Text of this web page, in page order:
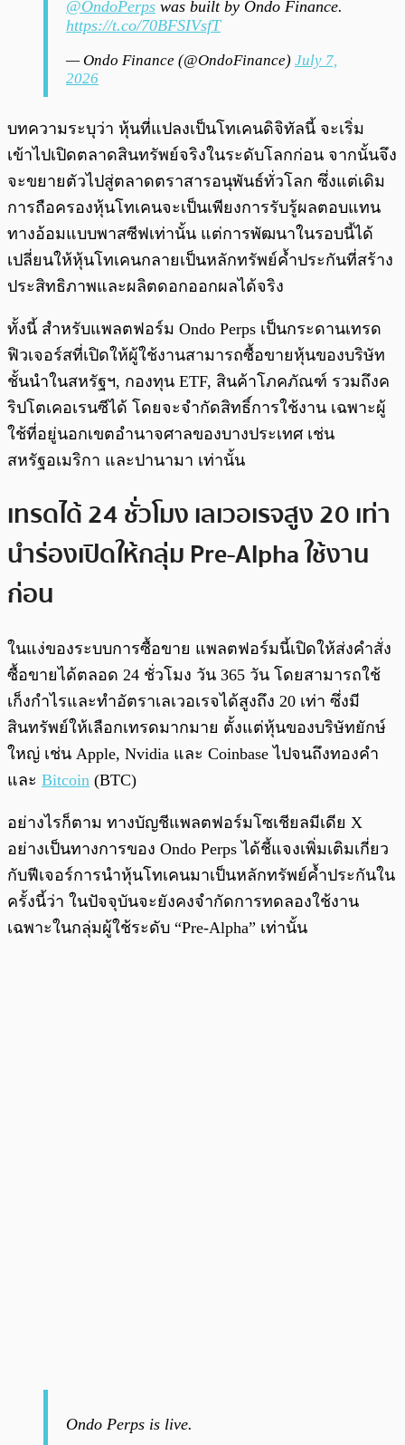
@OndoPerps was built by Ondo Finance.
https://t.co/70BFSIVsfT
— Ondo Finance (@OndoFinance) July 7,
2026
บทความระบุว่า หุ้นที่แปลงเป็นโทเคนดิจิทัลนี้ จะเริ่ม
เข้าไปเปิดตลาดสินทรัพย์จริงในระดับโลกก่อน จากนั้นจึง
จะขยายตัวไปสู่ตลาดตราสารอนุพันธ์ทั่วโลก ซึ่งแต่เดิม
การถือครองหุ้นโทเคนจะเป็นเพียงการรับรู้ผลตอบแทน
ทางอ้อมแบบพาสซีฟเท่านั้น แต่การพัฒนาในรอบนี้ได้
เปลี่ยนให้หุ้นโทเคนกลายเป็นหลักทรัพย์ค้ำประกันที่สร้าง
ประสิทธิภาพและผลิตดอกออกผลได้จริง
ทั้งนี้ สำหรับแพลตฟอร์ม Ondo Perps เป็นกระดานเทรด
ฟิวเจอร์สที่เปิดให้ผู้ใช้งานสามารถซื้อขายหุ้นของบริษัท
ชั้นนำในสหรัฐฯ, กองทุน ETF, สินค้าโภคภัณฑ์ รวมถึงค
ริปโตเคอเรนซีได้ โดยจะจำกัดสิทธิ์การใช้งาน เฉพาะผู้
ใช้ที่อยู่นอกเขตอำนาจศาลของบางประเทศ เช่น
สหรัฐอเมริกา และปานามา เท่านั้น
เทรดได้ 24 ชั่วโมง เลเวอเรจสูง 20 เท่า
นำร่องเปิดให้กลุ่ม Pre-Alpha ใช้งาน
ก่อน
ในแง่ของระบบการซื้อขาย แพลตฟอร์มนี้เปิดให้ส่งคำสั่ง
ซื้อขายได้ตลอด 24 ชั่วโมง วัน 365 วัน โดยสามารถใช้
เก็งกำไรและทำอัตราเลเวอเรจได้สูงถึง 20 เท่า ซึ่งมี
สินทรัพย์ให้เลือกเทรดมากมาย ตั้งแต่หุ้นของบริษัทยักษ์
ใหญ่ เช่น Apple, Nvidia และ Coinbase ไปจนถึงทองคำ
และ Bitcoin (BTC)
อย่างไรก็ตาม ทางบัญชีแพลตฟอร์มโซเชียลมีเดีย X
อย่างเป็นทางการของ Ondo Perps ได้ชี้แจงเพิ่มเติมเกี่ยว
กับฟีเจอร์การนำหุ้นโทเคนมาเป็นหลักทรัพย์ค้ำประกันใน
ครั้งนี้ว่า ในปัจจุบันจะยังคงจำกัดการทดลองใช้งาน
เฉพาะในกลุ่มผู้ใช้ระดับ “Pre-Alpha” เท่านั้น
Ondo Perps is live.